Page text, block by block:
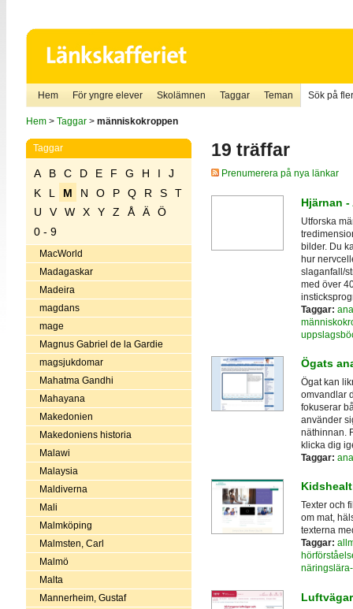
Hem För yngre elever Skolämnen Taggar Teman Sök på
Hem> Taggar> människokroppen
Taggar
A B C D E F G H I
J
K
L M N O P Q R S
T
U
V W X Y Z Å Ä
Ö
0 - 9
MacWorld
Madagaskar
Madeira
magdans
mage
Magnus Gabriel de la Gardie
magsjukdomar
Mahatma Gandhi
Mahayana
Makedonien
Makedoniens historia
Malawi
Malaysia
Maldiverna
Mali
Malmköping
Malmsten, Carl
Malmö
Malta
Mannerheim, Gustaf
19 träffar
Prenumerera på nya länkar
Hjärnan
Utforska
bilder. Du
hur
slaganfall/
med över
Taggar:
Ögats
Ögat kan
omvandlar
fokuserar
använder
näthinnan.
klicka dig
Taggar:
Texter och
om mat,
texterna
Taggar: